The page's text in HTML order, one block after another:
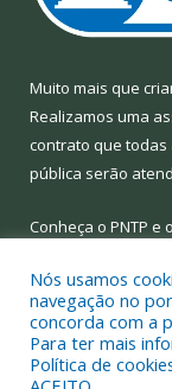
Muito mais que
Realizamos uma
contrato que todas
pública serão
Conheça o PNTP e o
Todos os direitos
Nós usamos
navegação no
concorda com a
Para ter mais
Política de